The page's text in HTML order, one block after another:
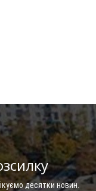
десятки новин.